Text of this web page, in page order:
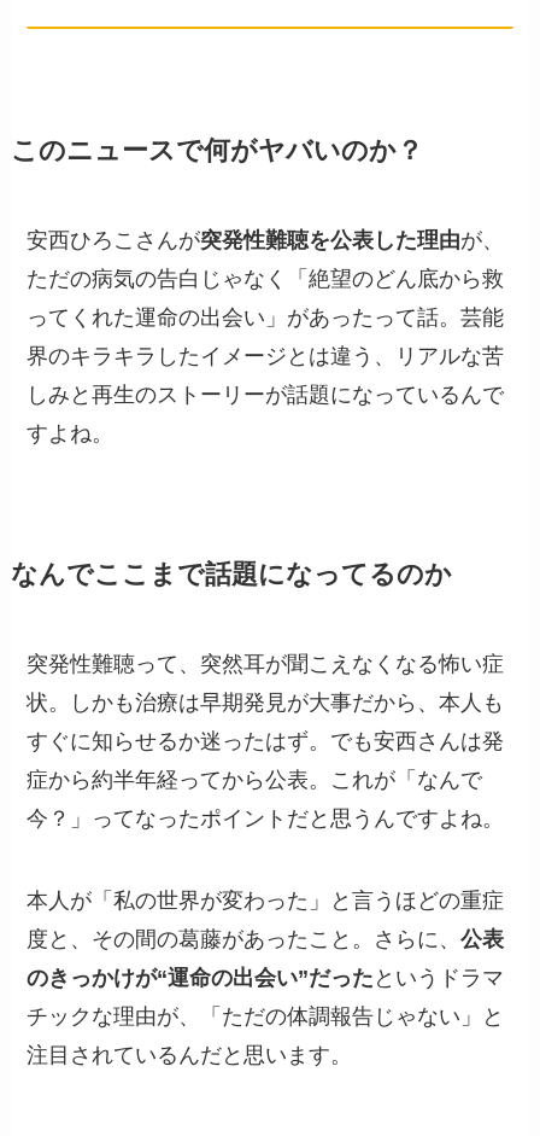
このニュースで何がヤバいのか？
安西ひろこさんが突発性難聴を公表した理由が、
ただの病気の告白じゃなく「絶望のどん底から救
ってくれた運命の出会い」があったって話。芸能
界のキラキラしたイメージとは違う、リアルな苦
しみと再生のストーリーが話題になっているんで
すよね。
なんでここまで話題になってるのか
突発性難聴って、突然耳が聞こえなくなる怖い症
状。しかも治療は早期発見が大事だから、本人も
すぐに知らせるか迷ったはず。でも安西さんは発
症から約半年経ってから公表。これが「なんで
今？」ってなったポイントだと思うんですよね。
本人が「私の世界が変わった」と言うほどの重症
度と、その間の葛藤があったこと。さらに、公表
のきっかけが“運命の出会い”だった というドラマ
チックな理由が、「ただの体調報告じゃない」と
注目されているんだと思います。